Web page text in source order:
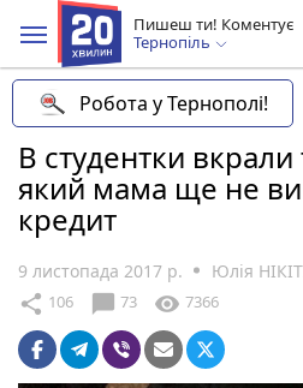
Пишеш ти! Коментує
Тернопіль
Робота у Тернополі!
В студентки
який мама ще не
кредит
9 листопада 2017 р. Юлія
share 106 chat_bubble 73 visibility 7366